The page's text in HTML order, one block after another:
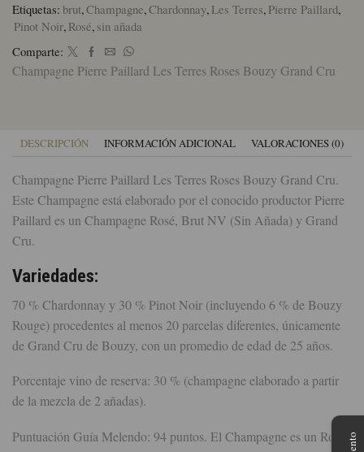
Etiquetas: brut,Champagne,Chardonnay, Les Terres, Pierre Paillard,
Pinot Noir, Rosé, sin añada
Comparte:
Champagne Pierre Paillard Les Terres Roses Bouzy Grand Cru
DESCRIPCIÓN INFORMACIÓN ADICIONAL VALORACIONES (0)
Champagne Pierre Paillard Les Terres Roses Bouzy Grand Cru.
Este Champagne está elaborado por el conocido productor Pierre
Paillard es un Champagne Rosé, Brut NV (Sin Añada) y Grand
Cru.
Variedades:
70 % Chardonnay y 30 % Pinot Noir (incluyendo 6 % de Bouzy
Rouge) procedentes al menos 20 parcelas diferentes, únicamente
de Grand Cru de Bouzy, con un promedio de edad de 25 años.
Porcentaje vino de reserva: 30 % (champagne elaborado a partir
de la mezcla de 2 añadas).
Puntuación Guía Melendo: 94 puntos. El Champagne es un Rosé